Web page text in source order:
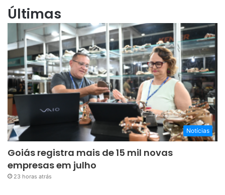
Últimas
Notícias
Goiás registra mais de 15 mil novas
empresas em julho
23 horas atrás